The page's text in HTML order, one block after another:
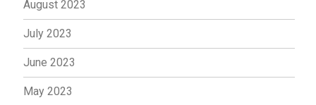
August 2023
July 2023
June 2023
May 2023